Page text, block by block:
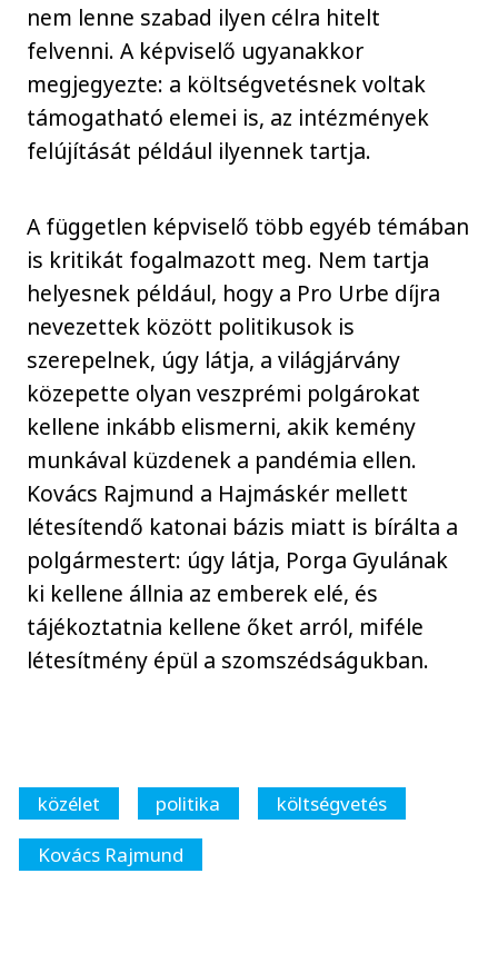
nem lenne szabad ilyen célra hitelt
felvenni. A képviselő ugyanakkor
megjegyezte: a költségvetésnek voltak
támogatható elemei is, az intézmények
felújítását például ilyennek tartja.
A független képviselő több egyéb témában
is kritikát fogalmazott meg. Nem tartja
helyesnek például, hogy a Pro Urbe díjra
nevezettek között politikusok is
szerepelnek, úgy látja, a világjárvány
közepette olyan veszprémi polgárokat
kellene inkább elismerni, akik kemény
munkával küzdenek a pandémia ellen.
Kovács Rajmund a Hajmáskér mellett
létesítendő katonai bázis miatt is bírálta a
polgármestert: úgy látja, Porga Gyulának
ki kellene állnia az emberek elé, és
tájékoztatnia kellene őket arról, miféle
létesítmény épül a szomszédságukban.
közélet politika
költségvetés
Kovács Rajmund